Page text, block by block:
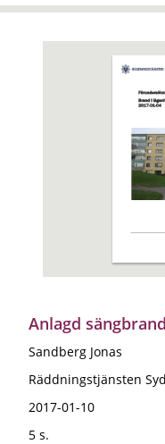
Anlagd
Sandberg Jonas
Räddningstjänsten Syd
2017-01-10
5 s.